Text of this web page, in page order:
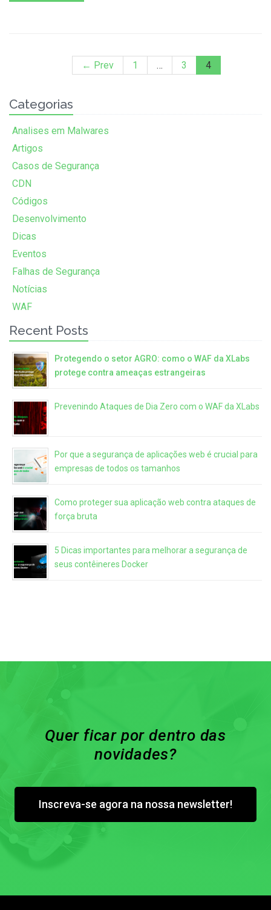
← Prev 1 … 3 4
Categorias
Analises em Malwares
Artigos
Casos de Segurança
CDN
Códigos
Desenvolvimento
Dicas
Eventos
Falhas de Segurança
Notícias
WAF
Recent Posts
Protegendo o setor AGRO: como o WAF da XLabs
protege contra ameaças estrangeiras
Prevenindo Ataques de Dia Zero com o WAF da XLabs
Por que a segurança de aplicações web é crucial para
empresas de todos os tamanhos
Como proteger sua aplicação web contra ataques de
força bruta
5 Dicas importantes para melhorar a segurança de
seus contêineres Docker
Quer ficar por dentro das
novidades?
Inscreva-se agora na nossa newsletter!